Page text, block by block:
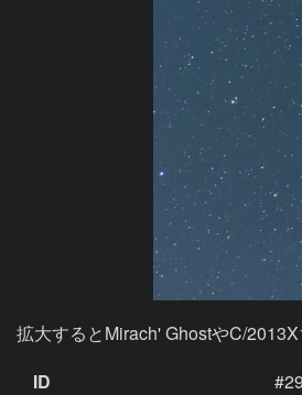
拡大するとMirach' GhostやC/
ID